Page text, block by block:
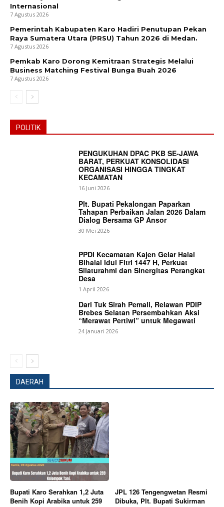
News Week
Internasional
7 Agustus 2026
Pemerintah Kabupaten Karo Hadiri Penutupan Pekan
Raya Sumatera Utara (PRSU) Tahun 2026 di Medan.
7 Agustus 2026
Pemkab Karo Dorong Kemitraan Strategis Melalui
Business Matching Festival Bunga Buah 2026
7 Agustus 2026
POLITIK
PENGUKUHAN DPAC PKB SE-JAWA
BARAT, PERKUAT KONSOLIDASI
ORGANISASI HINGGA TINGKAT
KECAMATAN
16 Juni 2026
Plt. Bupati Pekalongan Paparkan
Tahapan Perbaikan Jalan 2026 Dalam
Dialog Bersama GP Ansor
30 Mei 2026
PPDI Kecamatan Kajen Gelar Halal
Bihalal Idul Fitri 1447 H, Perkuat
Silaturahmi dan Sinergitas Perangkat
Desa
1 April 2026
Dari Tuk Sirah Pemali, Relawan PDIP
Brebes Selatan Persembahkan Aksi
“Merawat Pertiwi” untuk Megawati
24 Januari 2026
DAERAH
Bupati Karo Serahkan 1,2 Juta
Benih Kopi Arabika untuk 259
JPL 126 Tengengwetan Resmi
Dibuka, Plt. Bupati Sukirman